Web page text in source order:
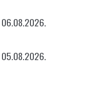
06.08.2026.
05.08.2026.